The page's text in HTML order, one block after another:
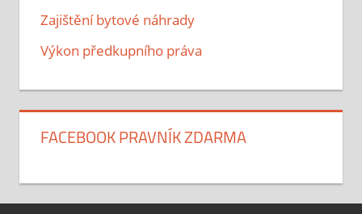
Zajištění bytové náhrady
Výkon předkupního práva
FACEBOOK PRAVNÍK ZDARMA